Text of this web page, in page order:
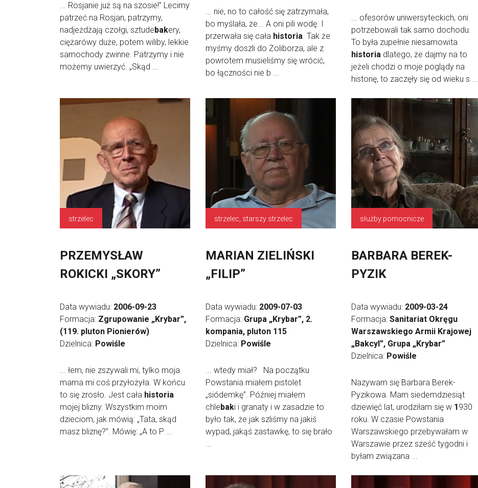
... Rosjanie już są na szosie!” Lecimy
patrzeć na Rosjan, patrzymy,
nadjeżdżają czołgi, sztudebakery,
ciężarówy duże, potem wiliby, lekkie
samochody zwinne. Patrzymy i nie
możemy uwierzyć. „Skąd ...
... nie, no to całość się zatrzymała,
bo myślała, że... A oni pili wodę. I
przerwała się cała historia. Tak że
myśmy doszli do Żoliborza, ale z
powrotem musieliśmy się wrócić,
bo łączności nie b ...
... ofesorów uniwersyteckich, oni
potrzebowali tak samo dochodu.
To była zupełnie niesamowita
historia dlatego, że dajmy na to
jeżeli chodzi o moje poglądy na
historię, to zaczęły się od wieku s ...
strzelec
PRZEMYSŁAW
ROKICKI „SKORY”
Data wywiadu: 2006-09-23
Formacja: Zgrupowanie „Krybar”,
(119. pluton Pionierów)
Dzielnica: Powiśle
... łem, nie zszywali mi, tylko moja
mama mi coś przyłożyła. W końcu
to się zrosło. Jest cała historia
mojej blizny. Wszystkim moim
dzieciom, jak mówią: „Tata, skąd
masz bliznę?”. Mówię: „A to P ...
strzelec, starszy strzelec
MARIAN ZIELIŃSKI
„FILIP”
Data wywiadu: 2009-07-03
Formacja: Grupa „Krybar”, 2.
kompania, pluton 115
Dzielnica: Powiśle
... wtedy miał? Na początku
Powstania miałem pistolet
„siódemkę”. Później miałem
chlebaki i granaty i w zasadzie to
było tak, że jak szliśmy na jakiś
wypad, jakąś zastawkę, to się brało
...
służby pomocnicze
BARBARA BEREK-
PYZIK
Data wywiadu: 2009-03-24
Formacja: Sanitariat Okręgu
Warszawskiego Armii Krajowej
„Bakcyl”, Grupa „Krybar”
Dzielnica: Powiśle
Nazywam się Barbara Berek-
Pyzikowa. Mam siedemdziesiąt
dziewięć lat, urodziłam się w 1930
roku. W czasie Powstania
Warszawskiego przebywałam w
Warszawie przez sześć tygodni i
byłam związana ...